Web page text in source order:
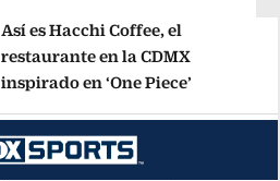
Así es Hacchi Coffee, el
restaurante en la CDMX
inspirado en ‘One Piece’